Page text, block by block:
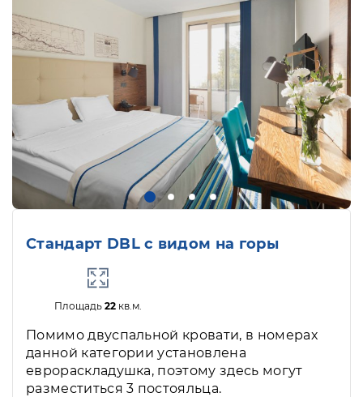
Стандарт DBL с видом на горы
Площадь 22кв.м.
Помимо двуспальной кровати, в номерах
данной категории установлена
еврораскладушка, поэтому здесь могут
разместиться 3 постояльца.